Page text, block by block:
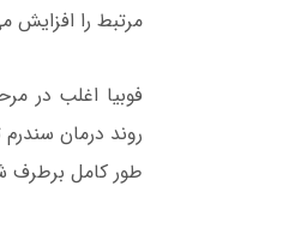
مرتبط را افزایش
فوبیا اغلب در
روند درمان
طور کامل برطرف